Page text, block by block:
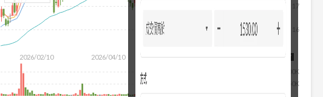
2026/02/10 2026/04/10
16
17
2026/08/07
50K
100K